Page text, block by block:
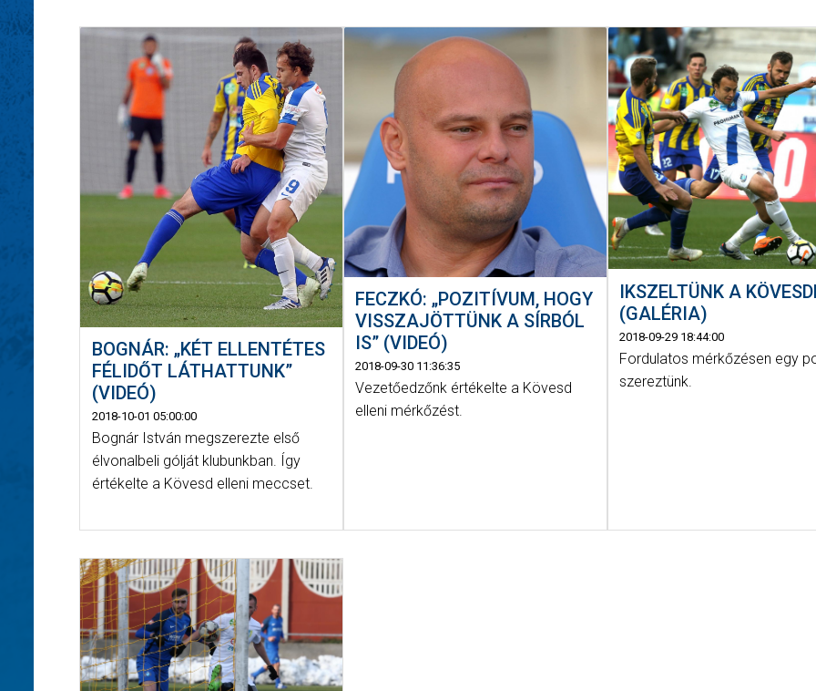
BOGNÁR: „KÉT ELLENTÉTES
FÉLIDŐT LÁTHATTUNK”
(VIDEÓ)
2018-10-01 05:00:00
Bognár István megszerezte első
élvonalbeli gólját klubunkban. Így
értékelte a Kövesd elleni meccset.
FECZKÓ: „POZITÍVUM, HOGY
VISSZAJÖTTÜNK A SÍRBÓL
IS” (VIDEÓ)
2018-09-30 11:36:35
Vezetőedzőnk értékelte a Kövesd
elleni mérkőzést.
IKSZELTÜNK A
(GALÉRIA)
2018-09-29 18:44:00
Fordulatos mérkőzésen egy
szereztünk.